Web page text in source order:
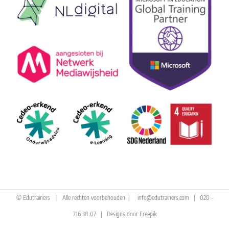
© Edutrainers | Alle rechten voorbehouden | info@edutrainers.com| 020 -
716 38 07 | Designs door Freepik